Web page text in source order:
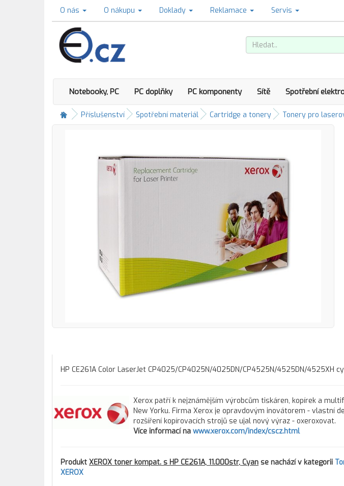
O nás O nákupu Doklady Reklamace Servis
Notebooky, PC PC doplňky PC komponenty Sítě Spotřební
Příslušenství Spotřební materiál Cartridge a tonery Tonery pro
HP CE261A Color LaserJet CP4025/CP4025N/4025DN/CP4525N/4525DN/4525XH
Xerox patří k nejznámějším výrobcům tiskáren, kopírek a
New Yorku. Firma Xerox je opravdovým inovátorem - vlastní
rozšíření kopírovacích strojů se ujal nový výraz - oxeroxovat.
Více informací na www.xerox.com/index/cscz.html
Produkt XEROX toner kompat. s HP CE261A, 11.000str, Cyan se nachází v kategorii
XEROX